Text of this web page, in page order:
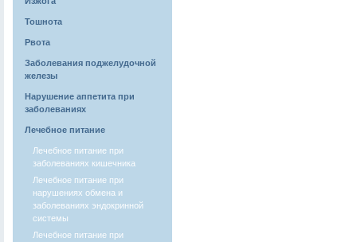
Тошнота
Рвота
Заболевания поджелудочной
железы
Нарушение аппетита при
заболеваниях
Лечебное питание
Лечебное питание при
заболеваниях кишечника
Лечебное питание при
нарушениях обмена и
заболеваниях эндокринной
системы
Лечебное питание при